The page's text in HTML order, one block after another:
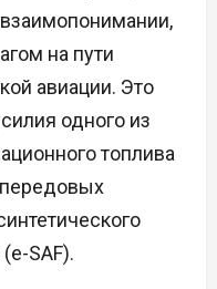
на пути
авиации. Это
одного из
топлива
SAF).